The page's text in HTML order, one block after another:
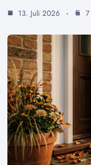
13. Juli 2026